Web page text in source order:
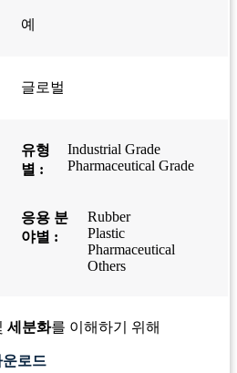
예
글로벌
유형
별 :
Industrial Grade
Pharmaceutical Grade
응용 분
야별 :
Rubber
Plastic
Pharmaceutical
Others
세분화를 이해하기 위해
운로드